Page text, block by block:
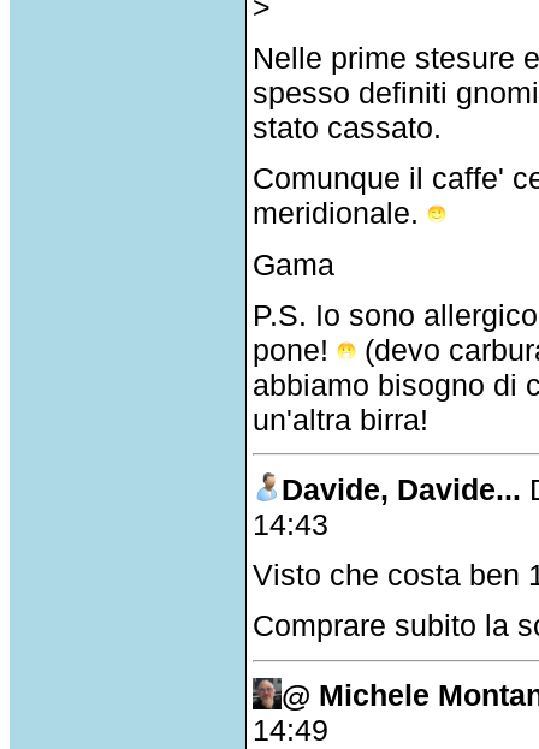
>
Nelle prime stesure
spesso definiti
stato cassato.
Comunque il caffe'
meridionale.
Gama
P.S. Io sono
pone!
(devo
abbiamo bisogno di
un'altra birra!
Davide, Davide...
14:43
Visto che costa ben
Comprare subito la
@ Michele
14:49